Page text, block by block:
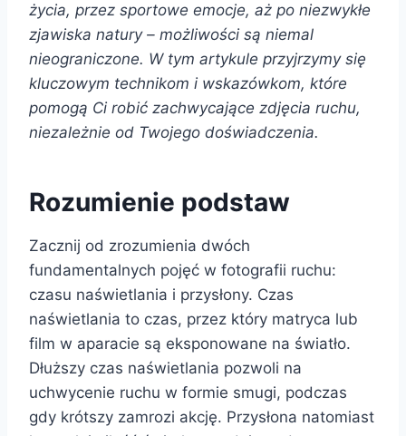
życia, przez sportowe emocje, aż po niezwykłe
zjawiska natury – możliwości są niemal
nieograniczone. W tym artykule przyjrzymy się
kluczowym technikom i wskazówkom, które
pomogą Ci robić zachwycające zdjęcia ruchu,
niezależnie od Twojego doświadczenia.
Rozumienie podstaw
Zacznij od zrozumienia dwóch
fundamentalnych pojęć w fotografii ruchu:
czasu naświetlania i przysłony. Czas
naświetlania to czas, przez który matryca lub
film w aparacie są eksponowane na światło.
Dłuższy czas naświetlania pozwoli na
uchwycenie ruchu w formie smugi, podczas
gdy krótszy zamrozi akcję. Przysłona natomiast